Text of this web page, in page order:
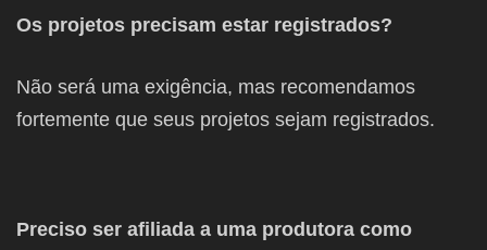
Os projetos precisam estar registrados?
Não será uma exigência, mas recomendamos
fortemente que seus projetos sejam registrados.
Preciso ser afiliada a uma produtora como